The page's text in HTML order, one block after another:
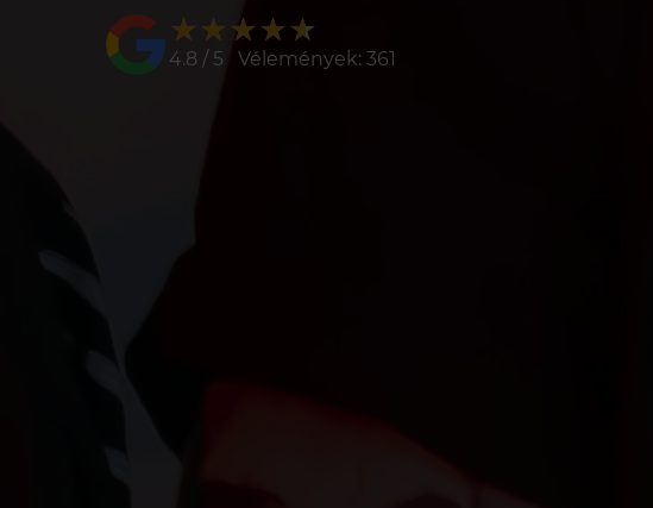
★★★★★
★★★★★
4.8 / 5 Vélemények: 361